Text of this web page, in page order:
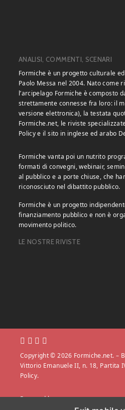
ANALISI, COMMENTI, SCENARI
Formiche è un progetto culturale
Paolo Messa nel 2004. Nato come
l’arcipelago Formiche è composto
strettamente connesse fra loro: il
versione elettronica), la testata
Formiche.net, le riviste
Policy e il sito in inglese ed arabo
Formiche vanta poi un nutrito
formati di convegni, webinair,
al pubblico e a porte chiuse, che
riconosciuto nel dibattito pubblico.
Formiche è un progetto
finanziamento pubblico e non è
movimento politico.
LE NOSTRE RIVISTE
Copyright © 2026 Formiche.net. –
Vittorio Emanuele II, n. 18, Partita
Policy.
Powered by